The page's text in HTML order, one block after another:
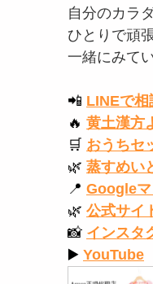
自分のカラ
ひとりで頑
一緒にみて
📲 LINEで相
🔥 黄土漢方
🛒 おうちセ
🌿 蒸すめい
📍 Google
🌿 公式サイ
📸 インスタ
▶️ YouTube